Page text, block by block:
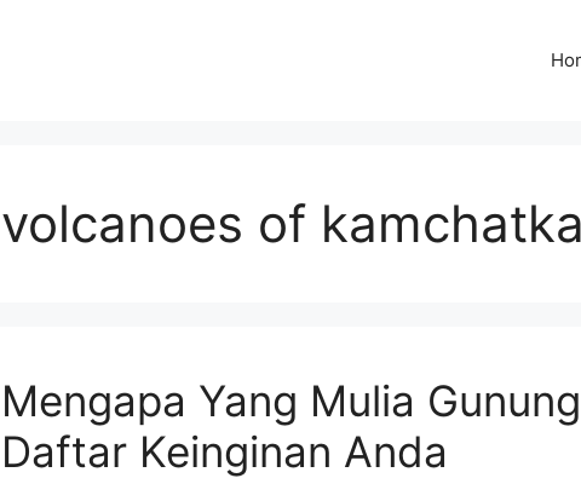
volcanoes of kamchatka
Mengapa Yang Mulia
Daftar Keinginan Anda